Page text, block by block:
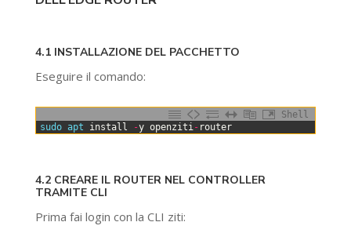
4.1 INSTALLAZIONE DEL PACCHETTO
Eseguire il comando:
Shell
sudo apt install -y openziti - router
4.2 CREARE IL ROUTER NEL CONTROLLER
TRAMITE CLI
Prima fai login con la CLI ziti: